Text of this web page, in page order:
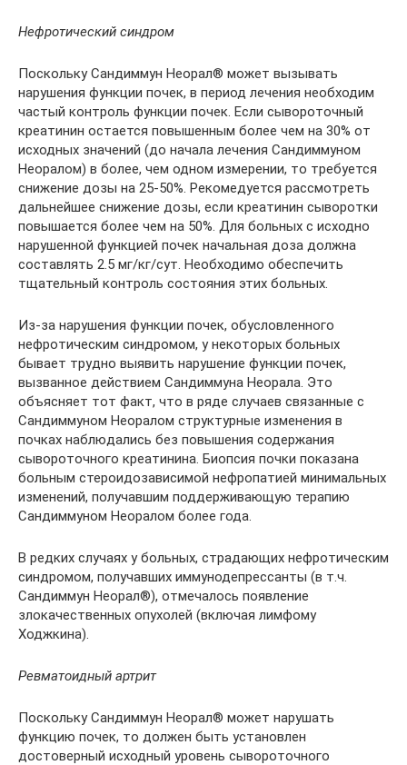
Нефротический синдром
Поскольку Сандиммун Неорал® может вызывать
нарушения функции почек, в период лечения необходим
частый контроль функции почек. Если сывороточный
креатинин остается повышенным более чем на 30% от
исходных значений (до начала лечения Сандиммуном
Неоралом) в более, чем одном измерении, то требуется
снижение дозы на 25-50%. Рекомедуется рассмотреть
дальнейшее снижение дозы, если креатинин сыворотки
повышается более чем на 50%. Для больных с исходно
нарушенной функцией почек начальная доза должна
составлять 2.5 мг/кг/сут. Необходимо обеспечить
тщательный контроль состояния этих больных.
Из-за нарушения функции почек, обусловленного
нефротическим синдромом, у некоторых больных
бывает трудно выявить нарушение функции почек,
вызванное действием Сандиммуна Неорала. Это
объясняет тот факт, что в ряде случаев связанные с
Сандиммуном Неоралом структурные изменения в
почках наблюдались без повышения содержания
сывороточного креатинина. Биопсия почки показана
больным стероидозависимой нефропатией минимальных
изменений, получавшим поддерживающую терапию
Сандиммуном Неоралом более года.
В редких случаях у больных, страдающих нефротическим
синдромом, получавших иммунодепрессанты (в т.ч.
Сандиммун Неорал®), отмечалось появление
злокачественных опухолей (включая лимфому
Ходжкина).
Ревматоидный артрит
Поскольку Сандиммун Неорал® может нарушать
функцию почек, то должен быть установлен
достоверный исходный уровень сывороточного